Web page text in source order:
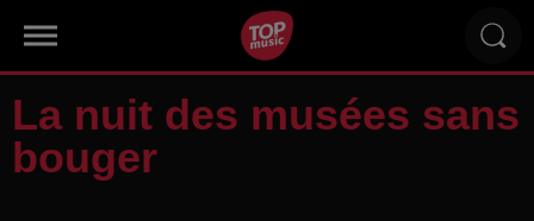
La nuit des musées sans
bouger